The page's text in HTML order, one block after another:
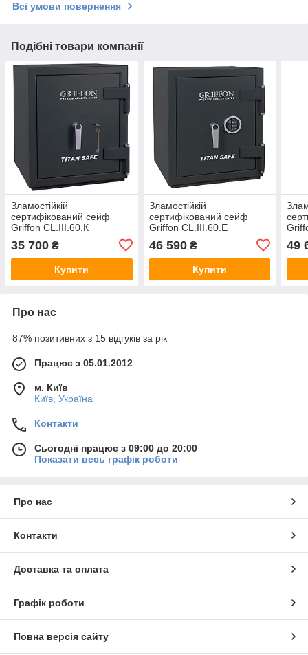
Всі умови повернення
Подібні товари компанії
Зламостійкій
сертифікований сейф
Griffon CL.III.60.К
582(в)х500(ш)х500(гл). 3
клас захисту, 30 хв
вогнестійкості. Замок -
35 700 ₴
Купити
Зламостійкій
сертифікований сейф
Griffon CL.III.60.Е
582(в)х500(ш)х500(гл). 3
клас захисту, 30 хв
вогнестійкості. Замок -
46 590₴
Купити
49
Про нас
87% позитивних з 15 відгуків за рік
Працює з 05.01.2012
м. Київ
Київ, Україна
Контакти
Сьогодні працює з 09:00 до 20:00
Показати весь графік роботи
Про нас
Контакти
Доставка та оплата
Графік роботи
Повна версія сайту